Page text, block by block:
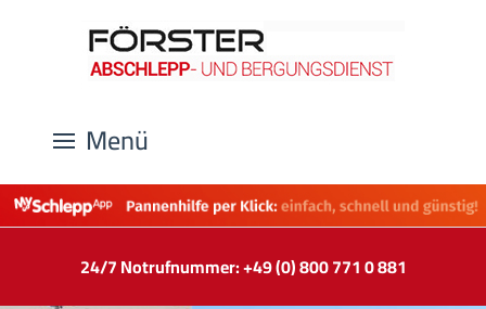
Menü
24/7 Notrufnummer: +49 (0) 800 771 0 881